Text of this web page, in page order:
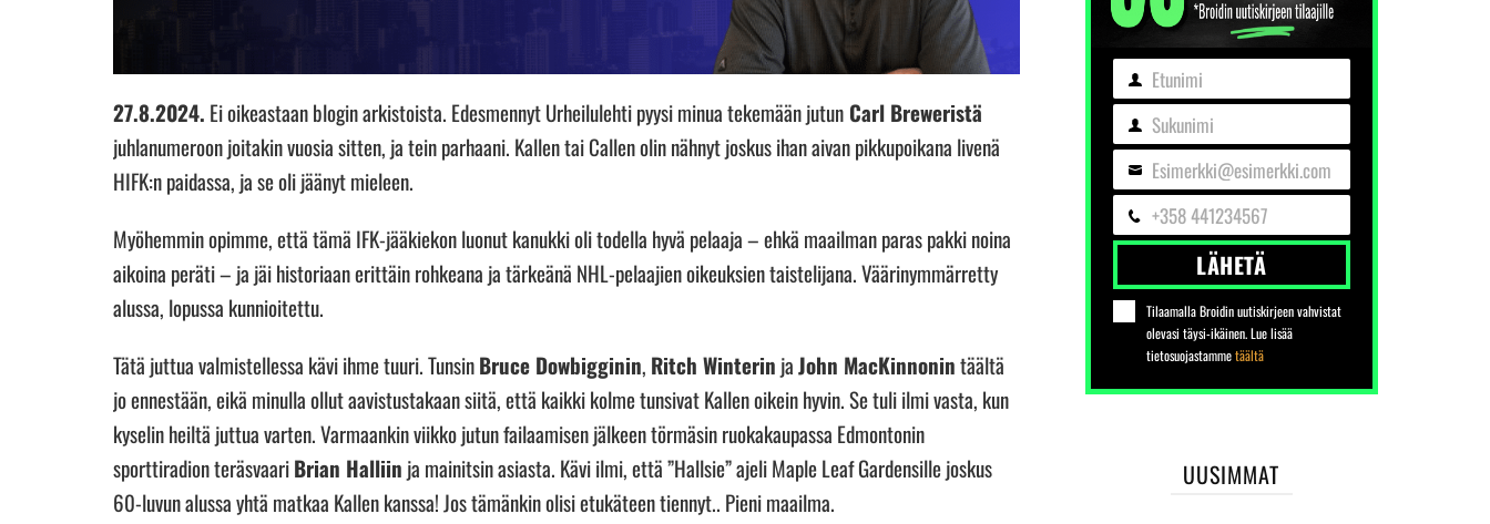
27.8.2024. Ei oikeastaan blogin arkistoista. Edesmennyt Urheilulehti pyysi minua tekemään jutun Carl Breweristä
juhlanumeroon joitakin vuosia sitten, ja tein parhaani. Kallen tai Callen olin nähnyt joskus ihan aivan pikkupoikana livenä
HIFK:n paidassa, ja se oli jäänyt mieleen.
Myöhemmin opimme, että tämä IFK-jääkiekon luonut kanukki oli todella hyvä pelaaja – ehkä maailman paras pakki noina
aikoina peräti – ja jäi historiaan erittäin rohkeana ja tärkeänä NHL-pelaajien oikeuksien taistelijana. Väärinymmärretty
alussa, lopussa kunnioitettu.
Tätä juttua valmistellessa kävi ihme tuuri. TunsinBruce Dowbigginin, Ritch Winterin jaJohn MacKinnonintäältä
jo ennestään, eikä minulla ollut aavistustakaan siitä, että kaikki kolme tunsivat Kallen oikein hyvin. Se tuli ilmi vasta, kun
kyselin heiltä juttua varten. Varmaankin viikko jutun failaamisen jälkeen törmäsin ruokakaupassa Edmontonin
sporttiradion teräsvaariBrian Halliin ja mainitsin asiasta. Kävi ilmi, että ”Hallsie” ajeli Maple Leaf Gardensille joskus
60-luvun alussa yhtä matkaa Kallen kanssa! Jos tämänkin olisi etukäteen tiennyt.. Pieni maailma.
EtunimiEtunimi
SukunimiSukunimi
SähköpostiEsimerkki@esimerkki.com
Puhelin+358 441234567
LÄHETÄ
Tilaamalla Broidin uutiskirjeen vahvistat
olevasi täysi-ikäinen. Lue lisää
tietosuojastammetäältä
UUSIMMAT